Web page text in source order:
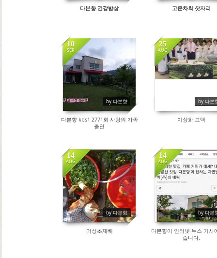
다본향 건강밥상 고운차회 찻자리
10
SEP
by 다본향
8632
다본향 kbs1 2771회 사랑의 가족
출연
25
AUG
by 다본
10904
이상화 고택
14
AUG
by 다본향
9230
어성초재배
14
AUG
by 다본
8582
다본향이 인터넷 뉴스 기사
습니다.